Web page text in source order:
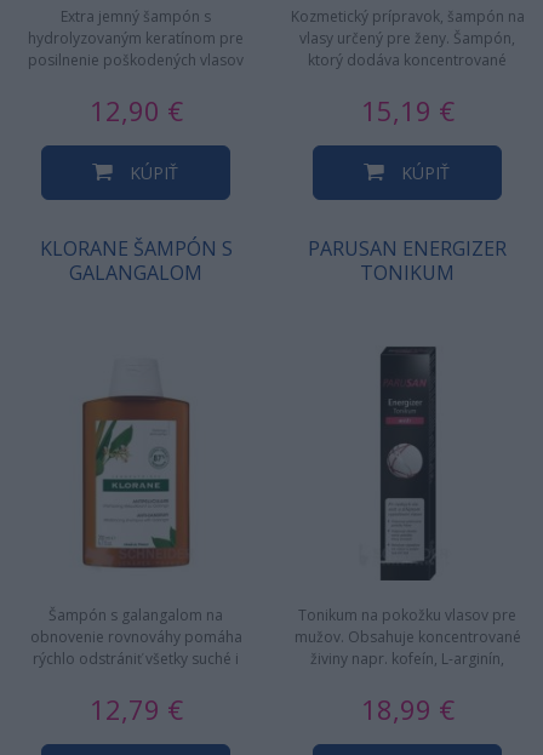
Extra jemný šampón s
hydrolyzovaným keratínom pre
posilnenie poškodených vlasov
12,90 €
KÚPIŤ
Kozmetický prípravok, šampón na
vlasy určený pre ženy. Šampón,
ktorý dodáva koncentrované
15,19 €
KÚPIŤ
KLORANE ŠAMPÓN S
GALANGALOM
Šampón s galangalom na
obnovenie rovnováhy pomáha
rýchlo odstrániť všetky suché i
87%…
12,79 €
PARUSAN ENERGIZER
TONIKUM
Tonikum na pokožku vlasov pre
mužov. Obsahuje koncentrované
živiny napr. kofeín, L-arginín,
18,99 €